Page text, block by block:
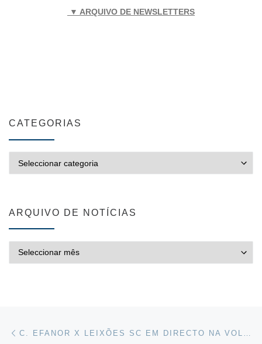
▼ ARQUIVO DE NEWSLETTERS
CATEGORIAS
ARQUIVO DE NOTÍCIAS
Post navigation